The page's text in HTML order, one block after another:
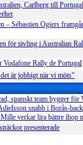
Carlberg till
– Sébastien Ogiers
för tävling i Australian
Rally de Portugal
är jobbigt när vi möts"
spanskt team bygger för
snabb i Borås-
verkar lira bättre ihop
presenterade